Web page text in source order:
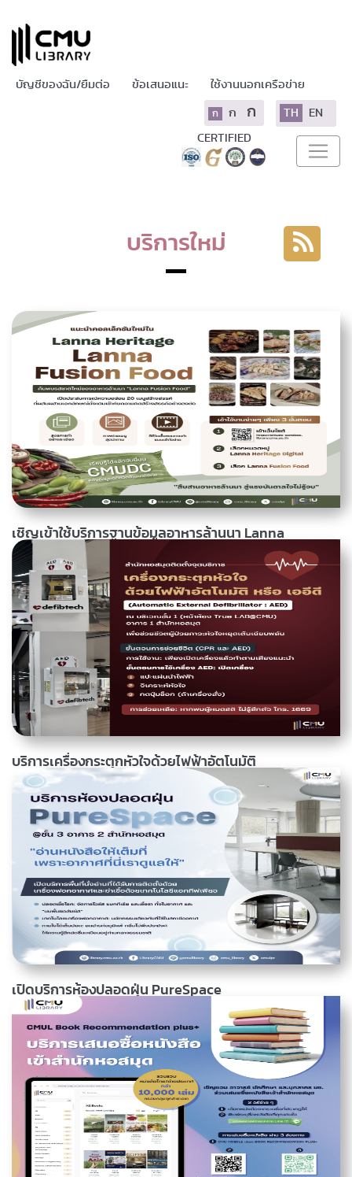
บัญชีของฉัน/ยืมต่อ ข้อเสนอแนะ ใช้งานนอกเครือข่าย
ก ก ก TH EN
CERTIFIED
บริการใหม่
เชิญเข้าใช้บริการฐานข้อมูลอาหารล้านนา Lanna
Fusion Food
ค้นพบรสชาติใหม่ของอาหารล้านนา "Lanna Fusion Food" เปิด
ประสบการณ์ความอร่อย 20 เมนูสร้างสรรค์ ที่ผสมผสานเอกลักษณ์ดั้งเดิม
เข้ากับความคิดสร้างสรรค์อย่างลงตัว สูตรการทำอย่างละเอียด ภาพถ่าย
เมนูสุดน่าทาน วิดีโอขั้นตอนการทำแบบเข้าใจง่าย เรียนรู้ได้แล้ววันนี้ บนคลัง
ข้อมูลวิถีชีวิตล้านนาดิจิทัล (CMUDC) เข้าใช้งานง่ายๆ เพียง 3 ขั้นตอน 1. เข้า
เว็บไซต์ https://cmudc-sandbox.library.cmu.ac.th 2. เลือกหมวดหมู่...
27 กรกฎาคม 2569, 09.42 น. อ่านเพิ่มเติม
บริการเครื่องกระตุกหัวใจด้วยไฟฟ้าอัตโนมัติ
สำนักหอสมุดติดตั้งจุดบริการเครื่องกระตุกหัวใจด้วยไฟฟ้าอัตโนมัติ หรือ
เออีดี (Automatic External Defibrillator : AED) ณ บริเวณชั้น 1 อาคาร
(หน้าห้อง True LAB@CMU) สำนักหอสมุด เพื่อช่วยชีวิตผู้ป่วยภาวะหัวใจ
หยุดเต้นเฉียบพลันขั้นตอนการช่วยชีวิต (CPR และ การใช้งาน: เพียงเปิด
เครื่องแล้วทำตามเสียงแนะนำ ขั้นตอนการใช้เครื่อง AED: เปิดเครื่อง > แปะ
แผ่นนำไฟฟ้า วิเคราะห์หัวใจ กดปุ่มช็อก (ถ้าเครื่องสั่ง)...
09 มีนาคม 2569, 09.50 น. อ่านเพิ่มเติม
เปิดบริการห้องปลอดฝุ่น PureSpace
สำนักหอสมุดเปิดบริการห้องปลอดฝุ่น PureSpace ณ ชั้น 3 อาคาร 2 สำนัก
หอสมุด พื้นที่นั่งอ่านที่ได้รับการติดตั้งด้วยครื่องฟอกอากาศและฆ่าเชื้อด้วย
เทคโนโลยีแอคทีฟเพียว คุณสมบัติ ปลอดเชื้อโรค: จัดการไวรัส แบคทีเรีย
และเชื้อรา ทั้งในอากาศ และ "บนพื้นผิวสัมผัส" เทคโนโลยเครื่องฟอกอากาศ:
นวัตกรรมเดียวกับที่ใช้ในสถานีอวกาศ หายใจได้เต็มปอด: ลดสารก่อภูมิแพ้
กลิ่นไม่พึงประสงค์...
09 มีนาคม 2569, 09.38 น. อ่านเพิ่มเติม